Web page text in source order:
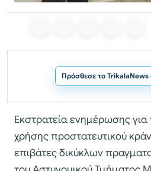
Πρόσθεσε το TrikalaNews
Εκστρατεία ενημέρωσης για
χρήσης προστατευτικού
επιβάτες δικύκλων